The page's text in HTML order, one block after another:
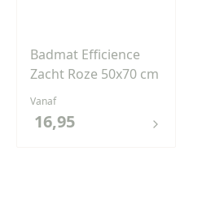
Badmat Efficience
Zacht Roze 50x70 cm
Vanaf
16,95